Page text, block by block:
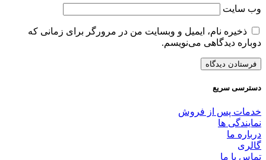
وب‌ سایت
ذخیره نام، ایمیل و وبسایت من در مرورگر برای زمانی که
دوباره دیدگاهی می‌نویسم.
دسترسی سریع
خدمات پس از فروش
نمایندگی ها
درباره ما
گالری
تماس با ما